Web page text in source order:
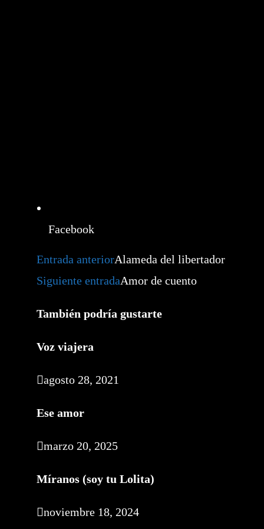
Facebook
Leer
más
artículos
Entrada anteriorAlameda del libertador
Siguiente entradaAmor de cuento
También podría gustarte
Voz viajera
agosto 28, 2021
Ese amor
marzo 20, 2025
Míranos (soy tu Lolita)
noviembre 18, 2024